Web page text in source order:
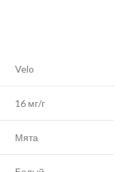
Velo
16 мг/г
Мята